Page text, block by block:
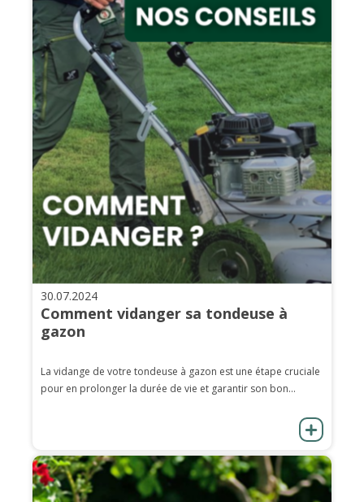
30.07.2024
Comment vidanger sa tondeuse à
gazon
La vidange de votre tondeuse à gazon est une étape cruciale
pour en prolonger la durée de vie et garantir son bon...